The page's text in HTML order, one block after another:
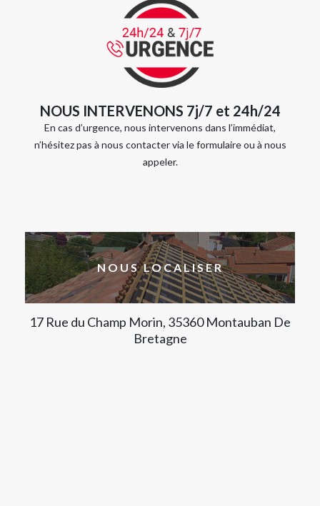
NOUS INTERVENONS 7j/7 et 24h/24
En cas d’urgence, nous intervenons dans l’immédiat,
n’hésitez pas à nous contacter via le formulaire ou à nous
appeler.
NOUS LOCALISER
17 Rue du Champ Morin, 35360 Montauban De
Bretagne